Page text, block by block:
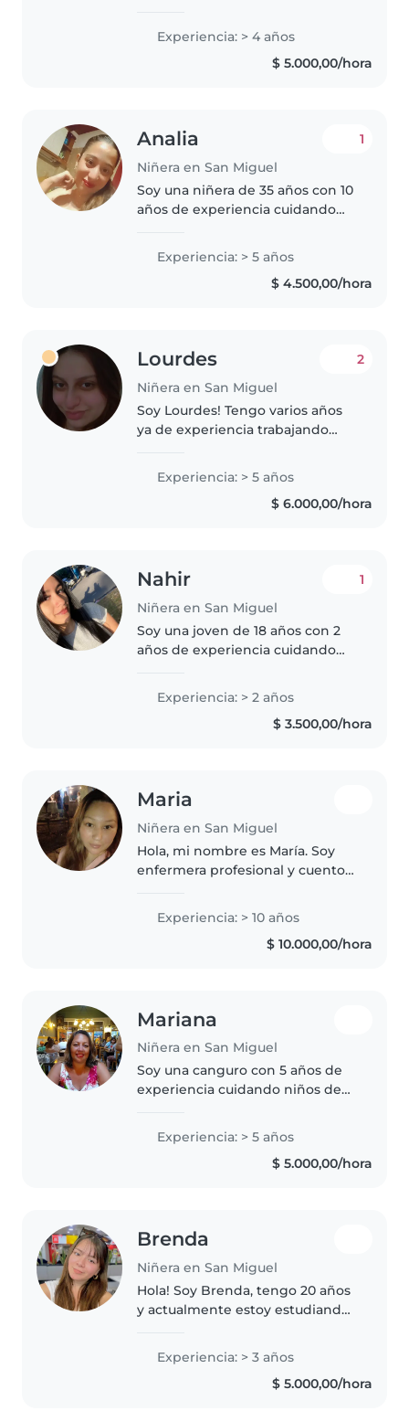
niños. Soy una persona
responsable, atenta, educada y
muy paciente. Tengo buena
Experiencia: > 4 años
$ 5.000,00/hora
Analia
Niñera en San Miguel
1
Soy una niñera de 35 años con 10
años de experiencia cuidando
preescolares y escolares. Soy
paciente, responsable y
empática. Puedo ayudar con
Experiencia: > 5 años
$ 4.500,00/hora
Lourdes
Niñera en San Miguel
2
Soy Lourdes! Tengo varios años
ya de experiencia trabajando
cuidado total hacia los niños, soy
muy responsable, cuidadosa y
mantengo los hogares
Experiencia: > 5 años
$ 6.000,00/hora
Nahir
Niñera en San Miguel
1
Soy una joven de 18 años con 2
años de experiencia cuidando
bebés hasta niños en edad
escolar. Soy responsable,
divertida y habladora, y me
Experiencia: > 2 años
$ 3.500,00/hora
Maria
Niñera en San Miguel
Hola, mi nombre es María. Soy
enfermera profesional y cuento
responsable, paciente y atenta, y
me gusta brindarles un cuidado..
Experiencia: > 10 años
$ 10.000,00/hora
Mariana
Niñera en San Miguel
Soy una canguro con 5 años de
experiencia cuidando niños de
hasta escolares. Soy una persona
responsable, amigable y
empática, y disfruto leyendo y
Experiencia: > 5 años
$ 5.000,00/hora
Brenda
Niñera en San Miguel
Hola! Soy Brenda, tengo 20 años
y actualmente estoy estudiando
cuidado de los niños y
acompañarlos en su día a día,
para mí cuidar no es solo
Experiencia: > 3 años
$ 5.000,00/hora